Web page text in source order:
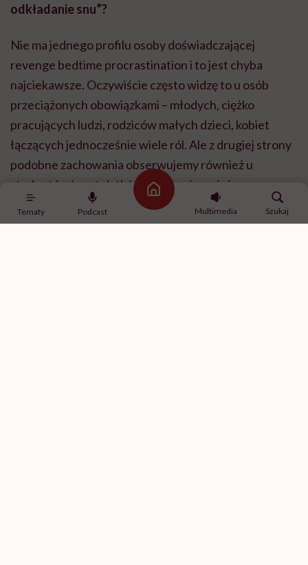
Tematy Podcast
Strona główna
Multimedia
Szukaj
odkładanie snu”?
Nie ma jednego profilu osoby doświadczającej
revenge bedtime procrastination i to jest chyba
najciekawsze. Oczywiście często widzę to u osób
przeciążonych obowiązkami – młodych, ciężko
pracujących ludzi, rodziców małych dzieci, kobiet
łączących jednocześnie wiele ról. Ale z drugiej strony
podobne zachowania obserwujemy również u
studentów i nastolatków, którzy nie mają jeszcze
takiej liczby obowiązków jak dorośli. Pokazuje to, że
nie możemy tłumaczyć tego zjawiska wyłącznie